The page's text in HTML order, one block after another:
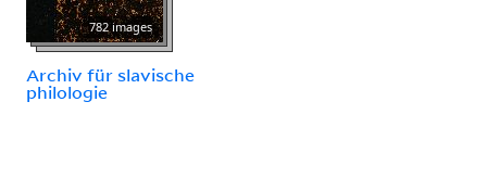
782 images
Archiv für slavische
philologie